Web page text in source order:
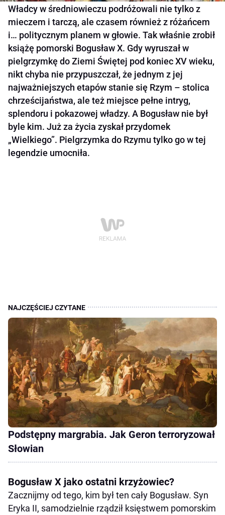
Władcy w średniowieczu podróżowali nie tylko z
mieczem i tarczą, ale czasem również z różańcem
i… politycznym planem w głowie. Tak właśnie zrobił
książę pomorski Bogusław X. Gdy wyruszał w
pielgrzymkę do Ziemi Świętej pod koniec XV wieku,
nikt chyba nie przypuszczał, że jednym z jej
najważniejszych etapów stanie się Rzym – stolica
chrześcijaństwa, ale też miejsce pełne intryg,
splendoru i pokazowej władzy. A Bogusław nie był
byle kim. Już za życia zyskał przydomek
„Wielkiego”. Pielgrzymka do Rzymu tylko go w tej
legendzie umocniła.
Podstępny margrabia. Jak Geron terroryzował
Słowian
Bogusław X jako ostatni krzyżowiec?
Zacznijmy od tego, kim był ten cały Bogusław. Syn
Eryka II, samodzielnie rządził księstwem pomorskim